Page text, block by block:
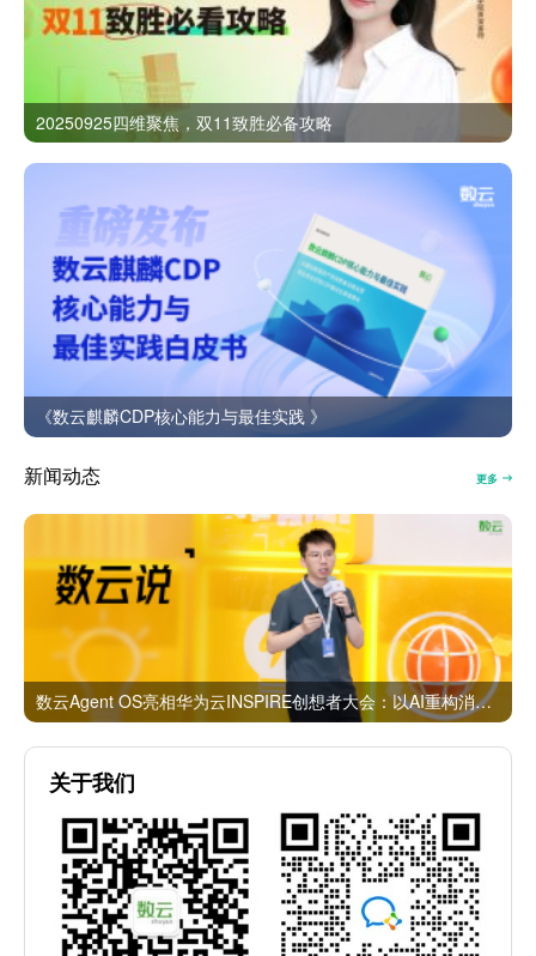
20250925四维聚焦，双11致胜必备攻略
《数云麒麟CDP核心能力与最佳实践 》
新闻动态 更多
数云Agent OS亮相华为云INSPIRE创想者大会：以AI重构消费者运营与零售营销新范式
关于我们